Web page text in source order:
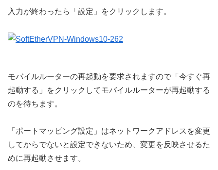
入力が終わったら「設定」をクリックします。
モバイルルーターの再起動を要求されますので「今すぐ再
起動する」をクリックしてモバイルルーターが再起動する
のを待ちます。
「ポートマッピング設定」はネットワークアドレスを変更
してからでないと設定できないため、変更を反映させるた
めに再起動させます。